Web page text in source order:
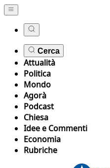
Cerca
Attualità
Politica
Mondo
Agorà
Podcast
Chiesa
Idee e Commenti
Economia
Rubriche